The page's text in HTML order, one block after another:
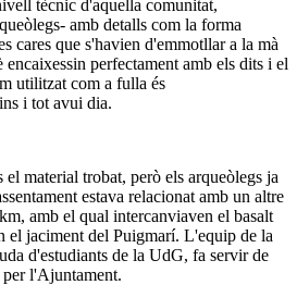
tècnic d'aquella comunitat,
amb detalls com la forma
cares que s'havien d'emmotllar a la mà
encaixessin perfectament amb els dits i el
utilitzat com a fulla és
i tot avui dia.
material trobat, però els arqueòlegs ja
estava relacionat amb un altre
amb el qual intercanviaven el basalt
el jaciment del Puigmarí. L'equip de la
d'estudiants de la UdG, fa servir de
l'Ajuntament.